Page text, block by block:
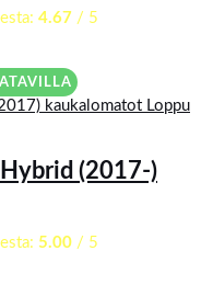
4.67 / 5
Loppu
(2017-)
5.00 / 5